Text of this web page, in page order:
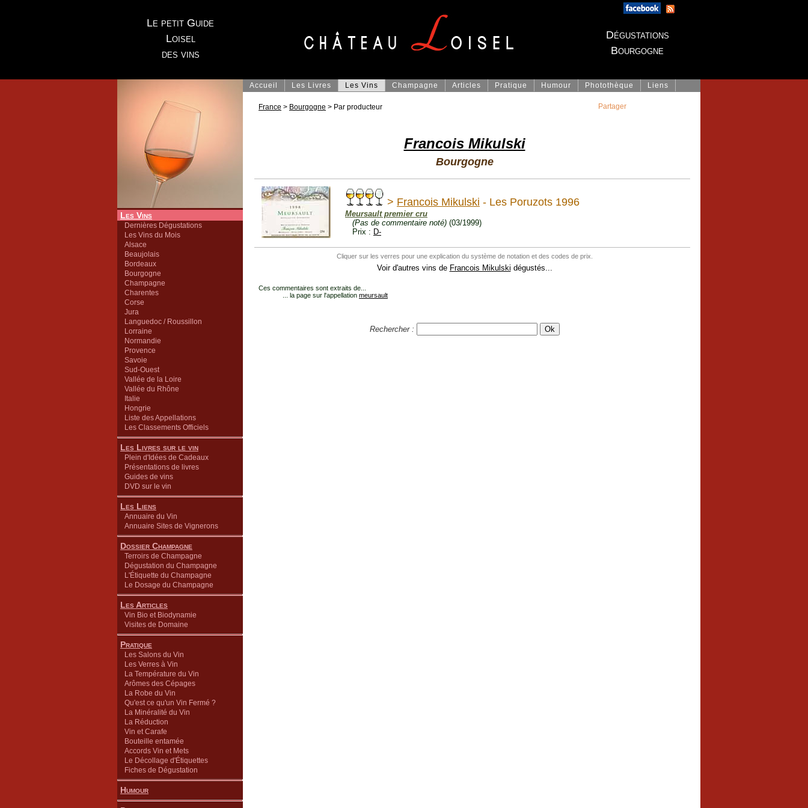
Le petit Guide
Loisel
des vins
Dégustations
Bourgogne
Les Vins
Dernières Dégustations
Les Vins du Mois
Alsace
Beaujolais
Bordeaux
Bourgogne
Champagne
Charentes
Corse
Jura
Languedoc / Roussillon
Lorraine
Normandie
Provence
Savoie
Sud-Ouest
Vallée de la Loire
Vallée du Rhône
Italie
Hongrie
Liste des Appellations
Les Classements Officiels
Les Livres sur le vin
Plein d'Idées de Cadeaux
Présentations de livres
Guides de vins
DVD sur le vin
Les Liens
Annuaire du Vin
Annuaire Sites de Vignerons
Dossier Champagne
Terroirs de Champagne
Dégustation du Champagne
L'Étiquette du Champagne
Le Dosage du Champagne
Les Articles
Vin Bio et Biodynamie
Visites de Domaine
Pratique
Les Salons du Vin
Les Verres à Vin
La Température du Vin
Arômes des Cépages
La Robe du Vin
Qu'est ce qu'un Vin Fermé ?
La Minéralité du Vin
La Réduction
Vin et Carafe
Bouteille entamée
Accords Vin et Mets
Le Décollage d'Étiquettes
Fiches de Dégustation
Humour
Accueil Les Livres Les Vins Champagne Articles Pratique Humour Photothèque Liens
France > Bourgogne > Par producteur
Francois Mikulski
Bourgogne
> Francois Mikulski - Les Poruzots 1996
Meursault premier cru
(Pas de commentaire noté) (03/1999)
Prix : D-
Cliquer sur les verres pour une explication du système de notation et des codes de prix.
Voir d'autres vins de Francois Mikulski dégustés...
Ces commentaires sont extraits de...
... la page sur l'appellation meursault
Rechercher :
Partager